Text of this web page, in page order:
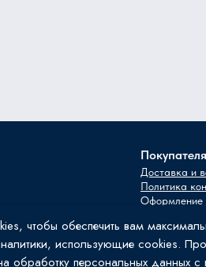
чтобы обеспечить вам
использующие cookies.
обработку персональных данных
Доставка и
Политика
Оформление